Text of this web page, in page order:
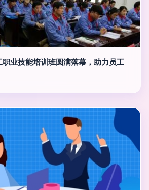
业技能培训班圆满落幕，助力员工